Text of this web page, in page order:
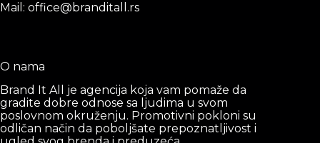
Mail: office@branditall.rs
O nama
Brand It All je agencija koja vam pomaže da
gradite dobre odnose sa ljudima u svom
poslovnom okruženju. Promotivni pokloni su
odličan način da poboljšate prepoznatljivost i